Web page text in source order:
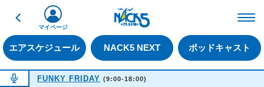
戻る
エアスケジュール NACK5 NEXT ポッドキャスト
マイページ
NOW ON AIR
FUNKY FRIDAY (9:00-18:00)